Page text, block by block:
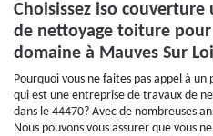
Choisissez iso
de nettoyage toiture pour
domaine à Mauves Sur
Pourquoi vous ne faites pas appel à
qui est une entreprise de travaux de
dans le 44470? Avec de nombreuses
Nous pouvons vous assurer que vous